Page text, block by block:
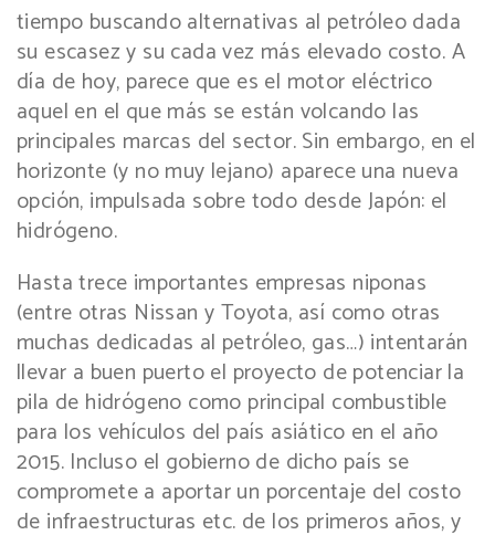
tiempo buscando alternativas al petróleo dada
su escasez y su cada vez más elevado costo. A
día de hoy, parece que es el motor eléctrico
aquel en el que más se están volcando las
principales marcas del sector. Sin embargo, en el
horizonte (y no muy lejano) aparece una nueva
opción, impulsada sobre todo desde Japón: el
hidrógeno.
Hasta trece importantes empresas niponas
(entre otras Nissan y Toyota, así como otras
muchas dedicadas al petróleo, gas…) intentarán
llevar a buen puerto el proyecto de potenciar la
pila de hidrógeno como principal combustible
para los vehículos del país asiático en el año
2015. Incluso el gobierno de dicho país se
compromete a aportar un porcentaje del costo
de infraestructuras etc. de los primeros años, y